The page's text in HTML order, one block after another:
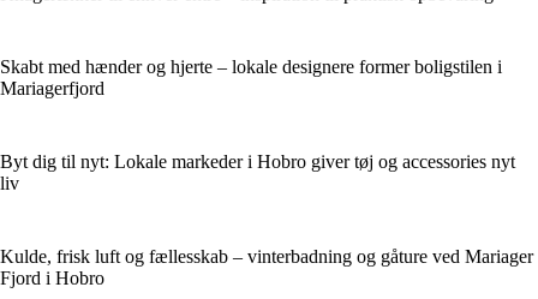
Skabt med hænder og hjerte – lokale designere former boligstilen i
Mariagerfjord
Byt dig til nyt: Lokale markeder i Hobro giver tøj og accessories nyt
liv
Kulde, frisk luft og fællesskab – vinterbadning og gåture ved Mariager
Fjord i Hobro